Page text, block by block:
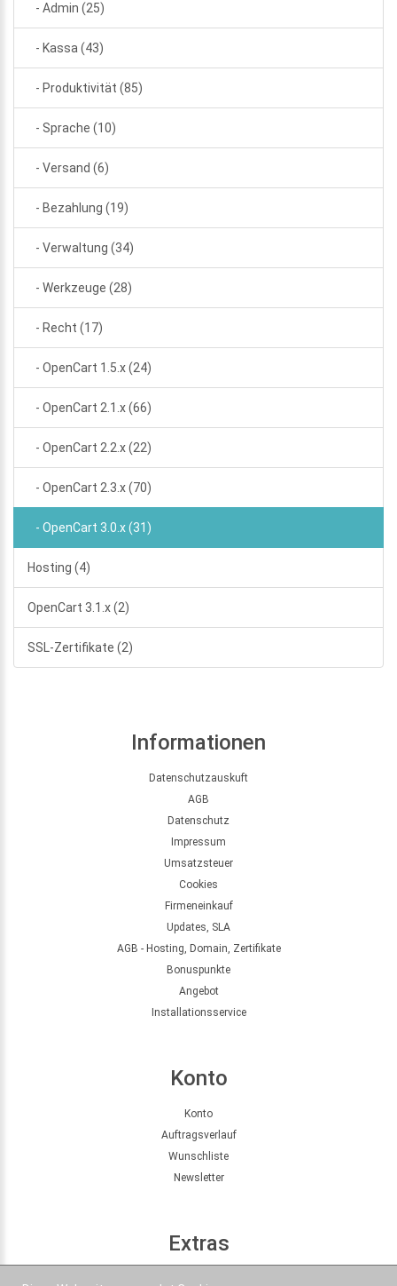
- Admin (25)
- Kassa (43)
- Produktivität (85)
- Sprache (10)
- Versand (6)
- Bezahlung (19)
- Verwaltung (34)
- Werkzeuge (28)
- Recht (17)
- OpenCart 1.5.x (24)
- OpenCart 2.1.x (66)
- OpenCart 2.2.x (22)
- OpenCart 2.3.x (70)
- OpenCart 3.0.x (31)
Hosting (4)
OpenCart 3.1.x (2)
SSL-Zertifikate (2)
Informationen
Datenschutzauskuft
AGB
Datenschutz
Impressum
Umsatzsteuer
Cookies
Firmeneinkauf
Updates, SLA
AGB - Hosting, Domain, Zertifikate
Bonuspunkte
Angebot
Installationsservice
Konto
Konto
Auftragsverlauf
Wunschliste
Newsletter
Extras